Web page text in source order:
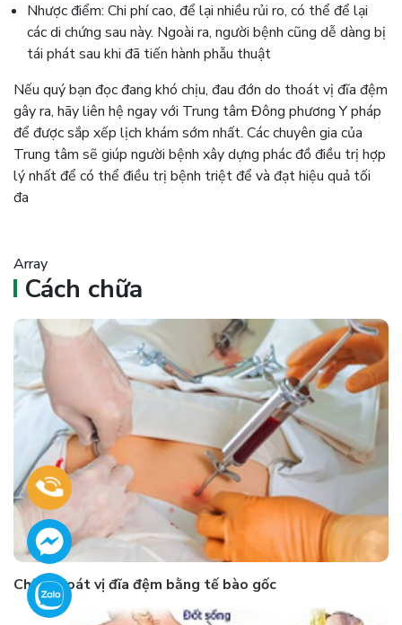
Nhược điểm: Chi phí cao, để lại nhiều rủi ro, có thể để lại
các di chứng sau này. Ngoài ra, người bệnh cũng dễ dàng bị
tái phát sau khi đã tiến hành phẫu thuật
Nếu quý bạn đọc đang khó chịu, đau đớn do thoát vị đĩa đệm
gây ra, hãy liên hệ ngay với Trung tâm Đông phương Y pháp
để được sắp xếp lịch khám sớm nhất. Các chuyên gia của
Trung tâm sẽ giúp người bệnh xây dựng phác đồ điều trị hợp
lý nhất để có thể điều trị bệnh triệt để và đạt hiệu quả tối
đa
Array
Cách chữa
Chữa thoát vị đĩa đệm bằng tế bào gốc